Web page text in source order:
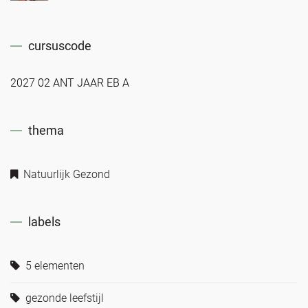
cursuscode
2027 02 ANT JAAR EB A
thema
Natuurlijk Gezond
labels
5 elementen
gezonde leefstijl